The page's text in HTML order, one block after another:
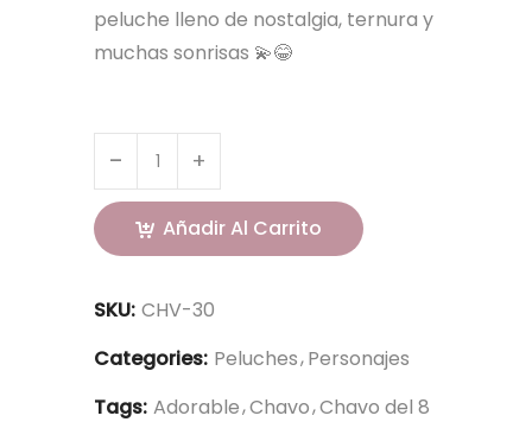
peluche lleno de nostalgia, ternura y
muchas sonrisas 💫😂
Añadir Al Carrito
SKU: CHV-30
Categories: Peluches Personajes
Tags: Adorable Chavo Chavo del 8